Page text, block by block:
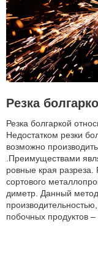
Резка
Резка болгаркой
Недостатком резки
возможно
.Преимуществами
ровные края разреза.
сортового
диметр. Данный
побочных продуктов